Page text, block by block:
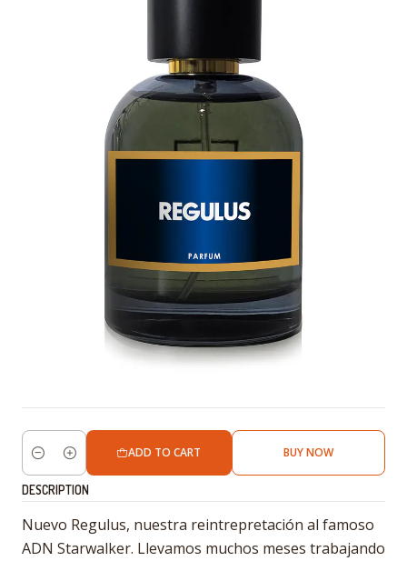
Quantity
ADD TO CART BUY NOW
DESCRIPTION
Nuevo Regulus, nuestra reintrepretación al famoso
ADN Starwalker. Llevamos muchos meses trabajando